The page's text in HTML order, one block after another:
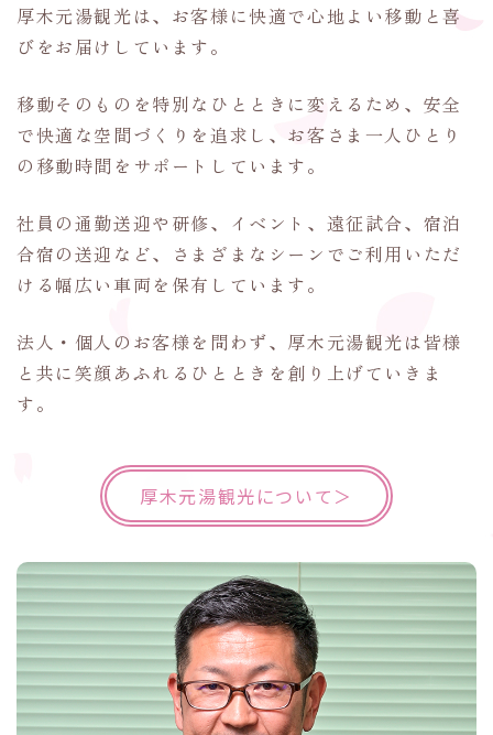
厚木元湯観光は、お客様に快適で心地よい移動と喜
びをお届けしています。
移動そのものを特別なひとときに変えるため、安全
で快適な空間づくりを追求し、お客さま一人ひとり
の移動時間をサポートしています。
社員の通勤送迎や研修、イベント、遠征試合、宿泊
合宿の送迎など、さまざまなシーンでご利用いただ
ける幅広い車両を保有しています。
法人・個人のお客様を問わず、厚木元湯観光は皆様
と共に笑顔あふれるひとときを創り上げていきま
す。
厚木元湯観光について＞